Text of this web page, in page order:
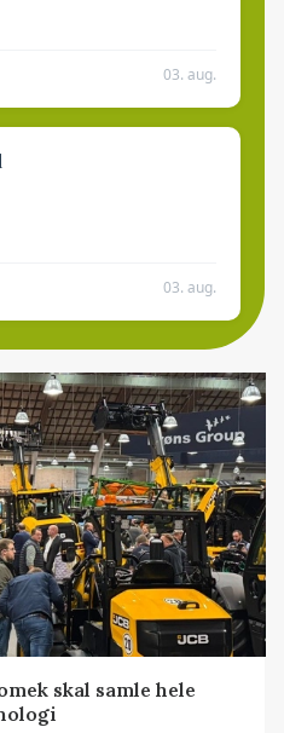
03. aug.
03. aug.
skal samle hele